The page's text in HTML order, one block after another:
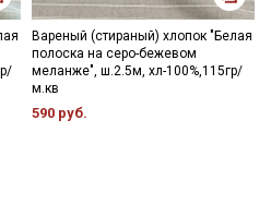
отбеливателей;
состоянии (не
вашего монитора и в
Вареный (стираный) хлопок "Белая
полоска на серо-бежевом
меланже", ш.2.5м, хл-100%,115гр/
м.кв
590 руб.